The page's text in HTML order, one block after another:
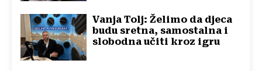
Vanja Tolj: Želimo da djeca
budu sretna, samostalna i
slobodna učiti kroz igru